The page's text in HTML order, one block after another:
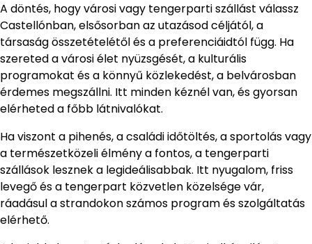
A döntés, hogy városi vagy tengerparti szállást válassz
Castellónban, elsősorban az utazásod céljától, a
társaság összetételétől és a preferenciáidtól függ. Ha
szereted a városi élet nyüzsgését, a kulturális
programokat és a könnyű közlekedést, a belvárosban
érdemes megszállni. Itt minden kéznél van, és gyorsan
elérheted a főbb látnivalókat.
Ha viszont a pihenés, a családi időtöltés, a sportolás vagy
a természetközeli élmény a fontos, a tengerparti
szállások lesznek a legideálisabbak. Itt nyugalom, friss
levegő és a tengerpart közvetlen közelsége vár,
ráadásul a strandokon számos program és szolgáltatás
elérhető.